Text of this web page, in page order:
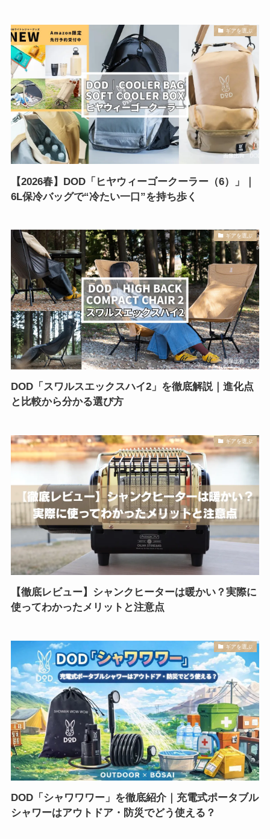
ギアを選ぶ
【2026春】DOD「ヒヤウィーゴークーラー（6）」｜
6L保冷バッグで“冷たい一口”を持ち歩く
ギアを選ぶ
DOD「スワルスエックスハイ2」を徹底解説｜進化点
と比較から分かる選び方
ギアを選ぶ
【徹底レビュー】シャンクヒーターは暖かい？実際に
使ってわかったメリットと注意点
ギアを選ぶ
DOD「シャワワワー」を徹底紹介｜充電式ポータブル
シャワーはアウトドア・防災でどう使える？